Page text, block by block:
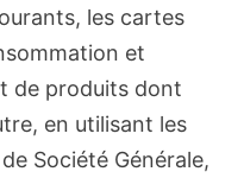
les cartes
et
de produits dont
en utilisant les
Société Générale,